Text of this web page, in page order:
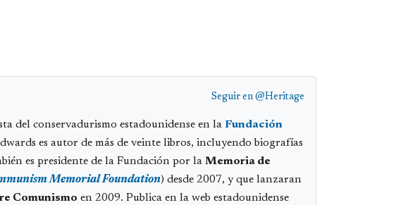
Seguir en @Heritage
del conservadurismo estadounidense en la Fundación
es autor de más de veinte libros, incluyendo biografías
es presidente de la Fundación por la Memoria de
Memorial Foundation) desde 2007, y que lanzaran
Comunismo en 2009. Publica en la web estadounidense